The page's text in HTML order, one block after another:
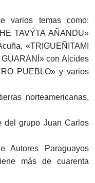
varios temas como:
TAVÝTA AÑANDU»
«TRIGUEÑITAMI
con Alcides
PUEBLO» y varios
norteamericanas,
del grupo Juan Carlos
Autores Paraguayos
más de cuarenta